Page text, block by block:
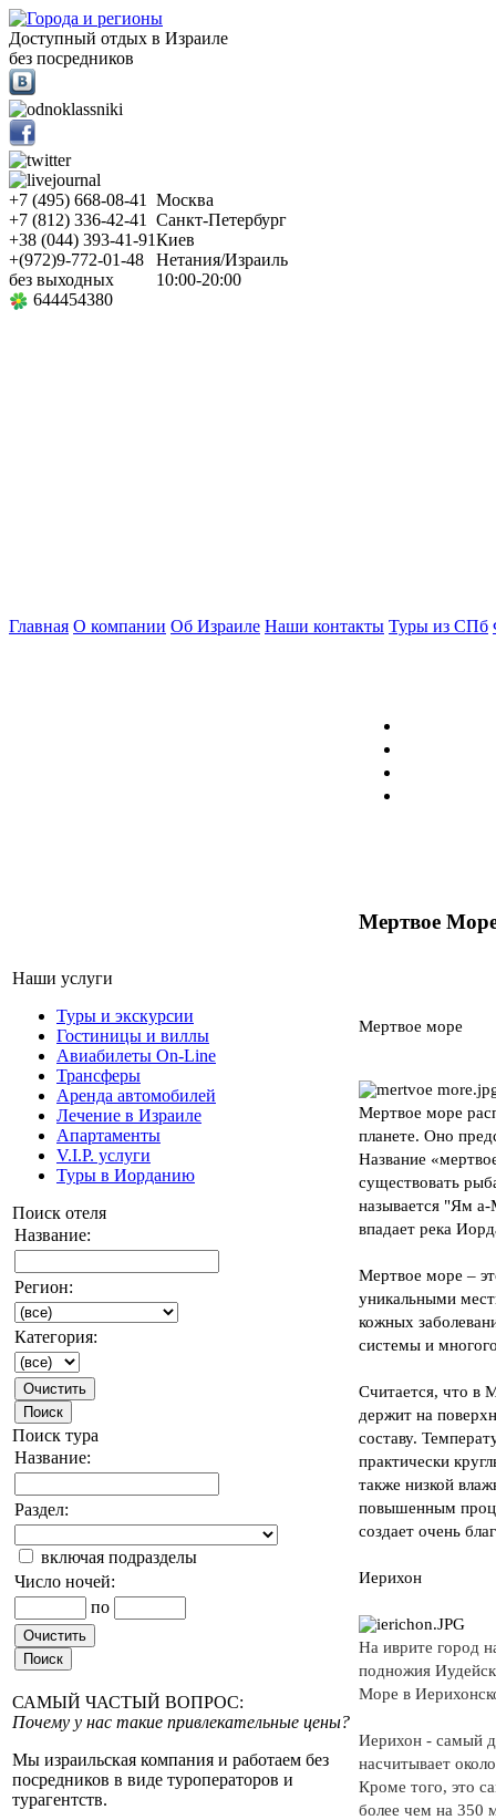
Доступный отдых в Израиле
без посредников
+7 (495) 668-08-41
Москва
+7 (812) 336-42-41
Санкт-Петербург
+38 (044) 393-41-91Киев
+(972)9-772-01-48
Нетания/Израиль
без выходных
10:00-20:00
644454380
Главная О компании Об Израиле Наши контакты Туры из СПб
Наши услуги
Туры и экскурсии
Гостиницы и виллы
Авиабилеты On-Line
Трансферы
Аренда автомобилей
Лечение в Израиле
Aпартаменты
V.I.P. услуги
Туры в Иорданию
Поиск отеля
Название:
Регион:
Категория:
Поиск тура
Название:
Раздел:
включая подразделы
Число ночей:
по
САМЫЙ ЧАСТЫЙ ВОПРОС:
Почему у нас такие привлекательные цены?
Мы израильская компания и работаем без
посредников в виде туроператоров и
турагентств.
Мертвое
Мертвое море
Мертвое море
планете. Оно
Название
существовать
называется "Ям
впадает река
Мертвое море –
уникальными
кожных
системы и
Считается, что в
держит на
составу.
практически
также низкой
повышенным
создает очень
Иерихон
На иврите город
подножия
Море в
Иерихон - самый
насчитывает
Кроме того, это
более чем на 350